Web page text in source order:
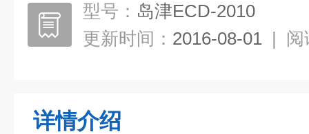
型号： 岛津ECD-2010
更新时间： 2016-08-01 | 阅
详情介绍